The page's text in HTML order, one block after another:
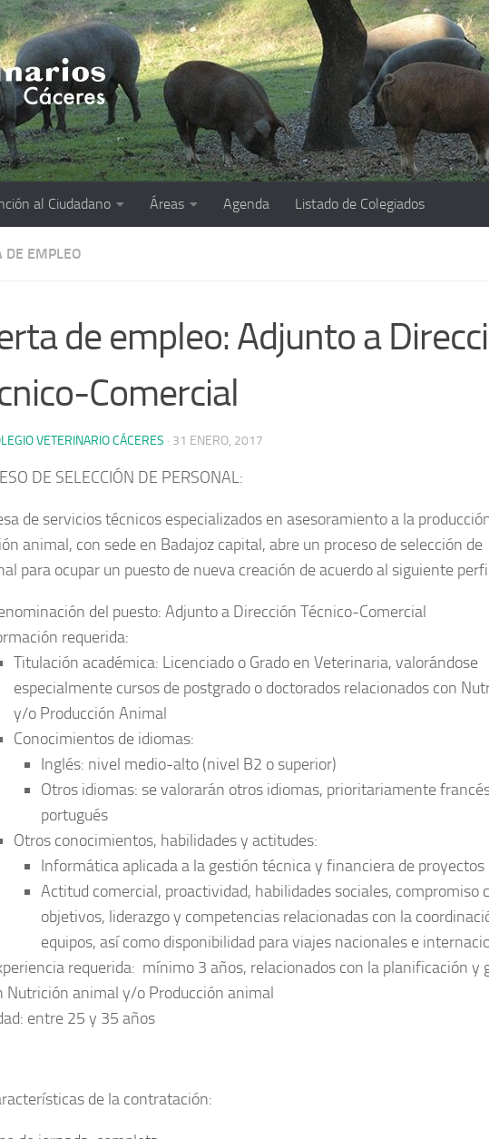
al Ciudadano Áreas Agenda Listado de Colegiados
DE EMPLEO
de empleo: Adjunto a
Comercial
VETERINARIO CÁCERES · 31 ENERO, 2017
DE SELECCIÓN DE PERSONAL:
de servicios técnicos especializados en asesoramiento a la
animal, con sede en Badajoz capital, abre un proceso de selección de
para ocupar un puesto de nueva creación deacuerdo al siguiente
del puesto: Adjunto a Dirección Técnico-Comercial
requerida:
Titulación académica: Licenciado o Grado en Veterinaria, valorándose
especialmente cursos de postgrado o doctorados relacionados con
y/o Producción Animal
Conocimientos de idiomas:
Inglés: nivel medio-alto (nivel B2 o superior)
Otros idiomas: se valorarán otros idiomas, prioritariamente
portugués
Otros conocimientos, habilidades y actitudes:
Informática aplicada a la gestión técnica y financiera de proyectos
Actitud comercial, proactividad, habilidades sociales, compromiso
objetivos, liderazgo y competencias relacionadas con la
equipos, así como disponibilidad para viajes nacionales e
requerida: mínimo 3 años, relacionados con la planificación y
Nutrición animal y/o Producción animal
: entre 25 y 35 años
de la contratación: